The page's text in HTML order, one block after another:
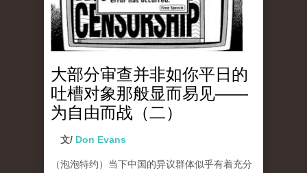
大部分审查并非如你平日的
吐槽对象那般显而易见——
为自由而战（二）
文/ Don Evans
（泡泡特约） 当下中国的异议群体似乎有着充分